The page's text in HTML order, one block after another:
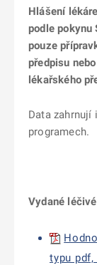
Hlášení
podle pokynu
pouze
předpisu
lékařského
Data
programech.
Vydané
typu pdf,